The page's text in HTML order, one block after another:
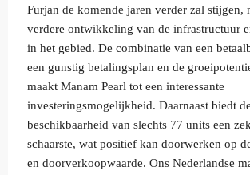
Furjan de komende jaren verder zal stijgen,
verdere ontwikkeling van de infrastructuur
in het gebied. De combinatie van een
een gunstig betalingsplan en de
maakt Manam Pearl tot een interessante
investeringsmogelijkheid. Daarnaast biedt
beschikbaarheid van slechts 77 units een
schaarste, wat positief kan doorwerken op
en doorverkoopwaarde. Ons Nederlandse